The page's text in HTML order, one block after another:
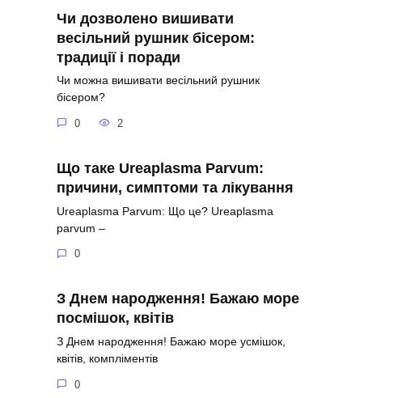
Чи дозволено вишивати
весільний рушник бісером:
традиції і поради
Чи можна вишивати весільний рушник
бісером?
0 2
Що таке Ureaplasma Parvum:
причини, симптоми та лікування
Ureaplasma Parvum: Що це? Ureaplasma
parvum –
0
З Днем народження! Бажаю море
посмішок, квітів
З Днем народження! Бажаю море усмішок,
квітів, компліментів
0